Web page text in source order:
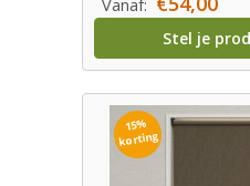
Vanaf:
Stel je
15%
korting